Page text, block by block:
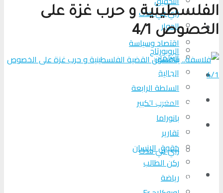
رأي في حدث
المزيد
اقتصاد وسياسة
البرلمان
الجالية
السلطة الرابعة
المغرب الكبير
بانوراما
تقارير
حقوق الإنسان
ركن الطالب
رياضة
الحوار
الروبورتاج
تحلیل الأحداث
من عين المكان
لوبوكلاج TV
رأي في حدث
المزيد
الفلسطينية و حرب غزة على
الخصوص 4/1